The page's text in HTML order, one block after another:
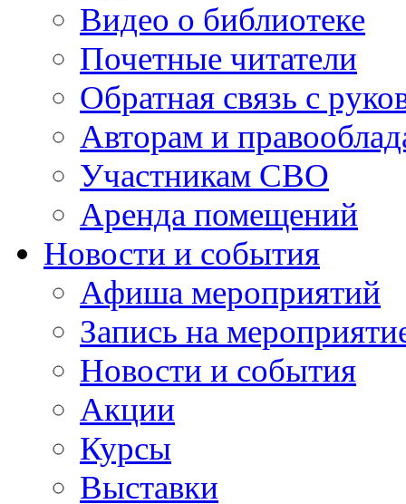
Видео о библиотеке
Почетные читатели
Обратная связь с
Авторам и
Участникам СВО
Аренда помещений
Новости и события
Афиша мероприятий
Запись на
Новости и события
Акции
Курсы
Выставки